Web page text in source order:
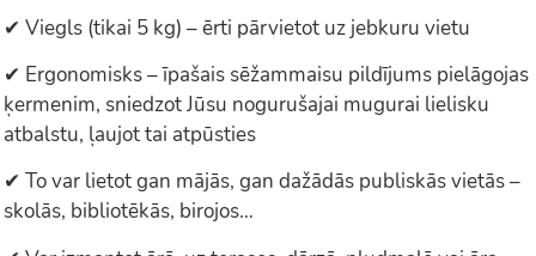
✔ Viegls (tikai 5 kg) – ērti pārvietot uz jebkuru vietu
✔ Ergonomisks – īpašais sēžammaisu pildījums pielāgojas
ķermenim, sniedzot Jūsu nogurušajai mugurai lielisku
atbalstu, ļaujot tai atpūsties
✔ To var lietot gan mājās, gan dažādās publiskās vietās –
skolās, bibliotēkās, birojos…